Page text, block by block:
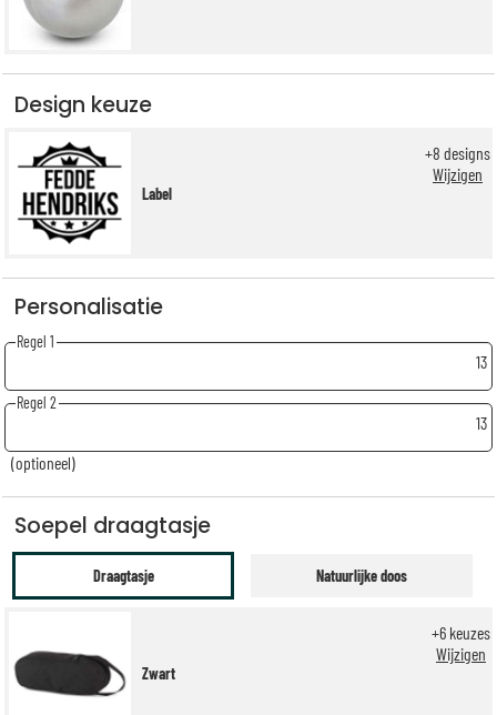
Design keuze
Label
+8 designs
Wijzigen
Personalisatie
Regel 1
13
Regel 2
13
(optioneel)
Soepel draagtasje
Draagtasje Natuurlijke doos
Zwart
+6 keuzes
Wijzigen